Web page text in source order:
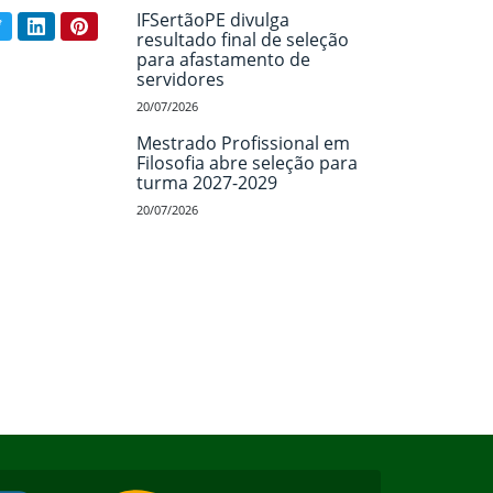
conteúdo:
TwitterLinkedInPinterestIFSertãoPE divulga
resultado final de seleção
para afastamento de
servidores
20/07/2026
Mestrado Profissional em
Filosofia abre seleção para
turma 2027-2029
20/07/2026